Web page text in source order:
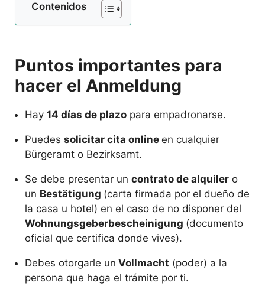
Contenidos
Puntos importantes para
hacer el Anmeldung
Hay 14 días de plazo para empadronarse.
Puedes solicitar cita online en cualquier
Bürgeramt o Bezirksamt.
Se debe presentar un contrato de alquiler o
un Bestätigung (carta firmada por el dueño de
la casa u hotel) en el caso de no disponer del
Wohnungsgeberbescheinigung (documento
oficial que certifica donde vives).
Debes otorgarle un Vollmacht (poder) a la
persona que haga el trámite por ti.